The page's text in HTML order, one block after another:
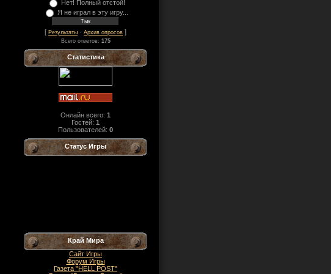
Нет! Полный отстой!
Я не играл в эту игру...
[ Результаты · Архив опросов ]
Всего ответов: 175
Статистика
Онлайн всего: 1
Гостей: 1
Пользователей: 0
Статус Игры
Край Мира
Сайт Игры
Форум Игры
Газета "HELL POST"